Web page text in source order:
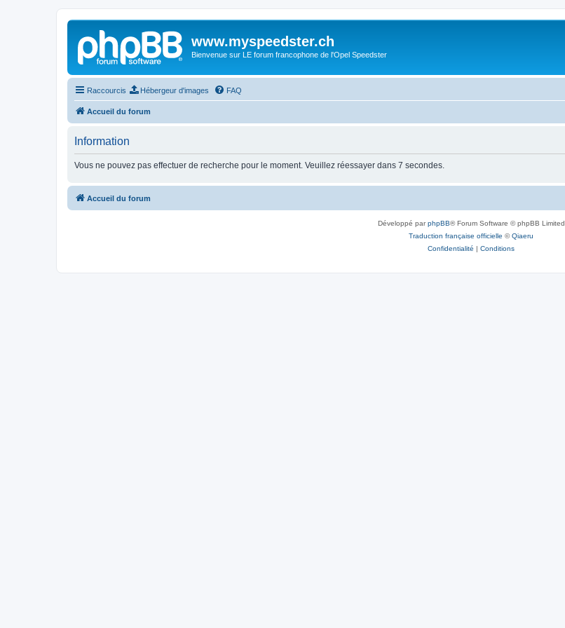
www.myspeedster.ch
Bienvenue sur LE forum francophone de l'Opel Speedster
Raccourcis Hébergeur d'images FAQ
Accueil du forum
Information
Vous ne pouvez pas effectuer de recherche pour le moment. Veuillez réessayer dans 7 secondes.
Accueil du forum
Développé parphpBB® Forum Software © phpBB Limited
Traduction française officielle ©Qiaeru
Confidentialité | Conditions